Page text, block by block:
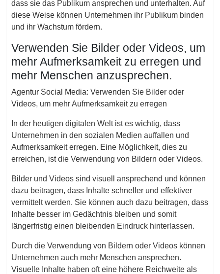
dass sie das Publikum ansprechen und unterhalten. Auf
diese Weise können Unternehmen ihr Publikum binden
und ihr Wachstum fördern.
Verwenden Sie Bilder oder Videos, um
mehr Aufmerksamkeit zu erregen und
mehr Menschen anzusprechen.
Agentur Social Media: Verwenden Sie Bilder oder
Videos, um mehr Aufmerksamkeit zu erregen
In der heutigen digitalen Welt ist es wichtig, dass
Unternehmen in den sozialen Medien auffallen und
Aufmerksamkeit erregen. Eine Möglichkeit, dies zu
erreichen, ist die Verwendung von Bildern oder Videos.
Bilder und Videos sind visuell ansprechend und können
dazu beitragen, dass Inhalte schneller und effektiver
vermittelt werden. Sie können auch dazu beitragen, dass
Inhalte besser im Gedächtnis bleiben und somit
längerfristig einen bleibenden Eindruck hinterlassen.
Durch die Verwendung von Bildern oder Videos können
Unternehmen auch mehr Menschen ansprechen.
Visuelle Inhalte haben oft eine höhere Reichweite als